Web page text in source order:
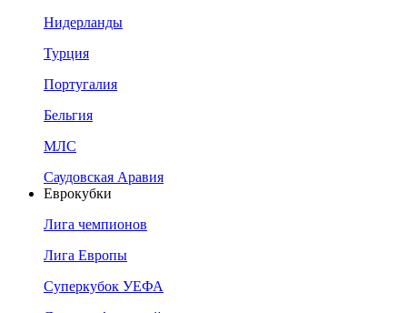
Нидерланды
Турция
Португалия
Бельгия
МЛС
Саудовская Аравия
Еврокубки
Лига чемпионов
Лига Европы
Суперкубок УЕФА